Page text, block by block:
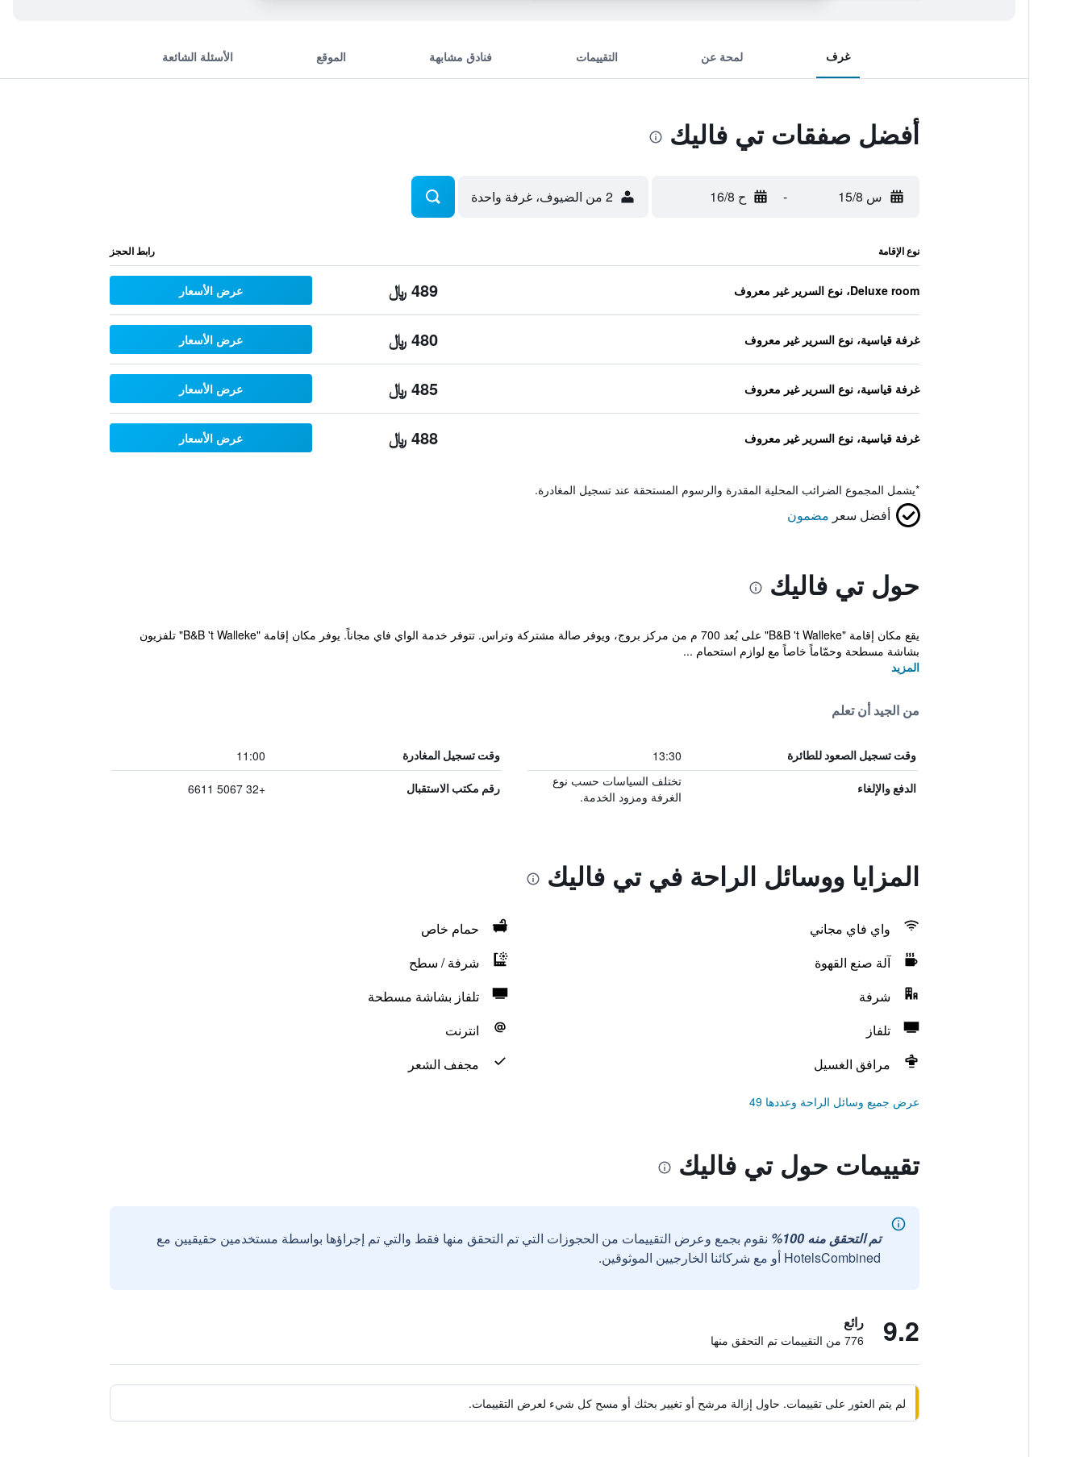
غرف لمحة عن التقييمات فنادق مشابهة الموقع الأسئلة الشائعة
أفضل صفقات تي فاليك
س 15/8 - ح 16/8 2 من الضيوف، غرفة واحدة
نوع الإقامة رابط الحجز
Deluxe room، نوع السرير غير معروف 489 ﷼ عرض الأسعار
غرفة قياسية، نوع السرير غير معروف 480 ﷼ عرض الأسعار
غرفة قياسية، نوع السرير غير معروف 485 ﷼ عرض الأسعار
غرفة قياسية، نوع السرير غير معروف 488 ﷼ عرض الأسعار
*يشمل المجموع الضرائب المحلية المقدرة والرسوم المستحقة عند تسجيل المغادرة.
أفضل سعر مضمون
حول تي فاليك
يقع مكان إقامة "B&B 't Walleke" على بُعد 700 م من مركز بروج، ويوفر صالة مشتركة وتراس. تتوفر خدمة الواي فاي مجاناً. يوفر مكان إقامة "B&B 't Walleke" تلفزيون
بشاشة مسطحة وحمّاماً خاصاً مع لوازم استحمام ...
المزيد
من الجيد أن تعلم
وقت تسجيل الصعود للطائرة 13:30 وقت تسجيل المغادرة 11:00
الدفع والإلغاء
تختلف السياسات حسب نوع
الغرفة ومزود الخدمة.
رقم مكتب الاستقبال +32 5067 6611
المزايا ووسائل الراحة في تي فاليك
واي فاي مجاني
حمام خاص
آلة صنع القهوة
شرفة / سطح
شرفة
تلفاز بشاشة مسطحة
تلفاز
انترنت
مرافق الغسيل
مجفف الشعر
عرض جميع وسائل الراحة وعددها 49
تقييمات حول تي فاليك
تم التحقق منه 100%
نقوم بجمع وعرض التقييمات من الحجوزات التي تم التحقق منها فقط والتي تم إجراؤها بواسطة مستخدمين حقيقيين مع
HotelsCombined أو مع شركائنا الخارجيين الموثوقين.
9.2 رائع
776 من التقييمات تم التحقق منها
لم يتم العثور على تقييمات. حاول إزالة مرشح أو تغيير بحثك أو مسح كل شيء لعرض التقييمات.